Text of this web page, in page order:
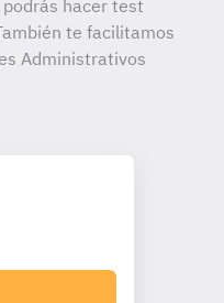
hacer test
te facilitamos
Administrativos